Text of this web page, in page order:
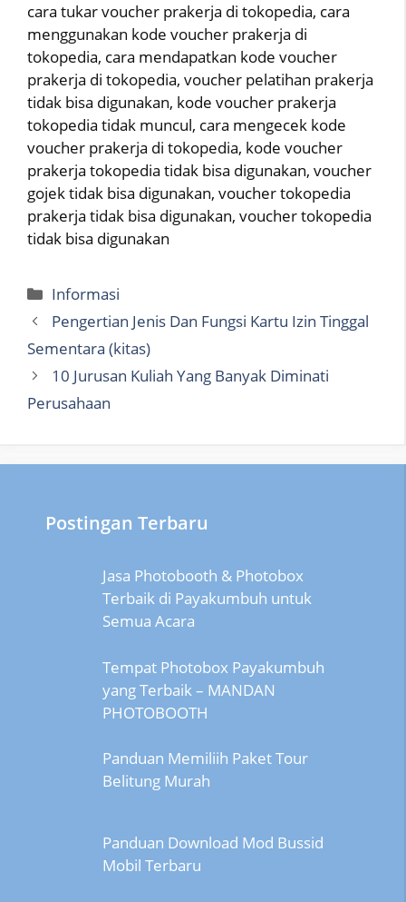
cara tukar voucher prakerja di tokopedia, cara
menggunakan kode voucher prakerja di
tokopedia, cara mendapatkan kode voucher
prakerja di tokopedia, voucher pelatihan prakerja
tidak bisa digunakan, kode voucher prakerja
tokopedia tidak muncul, cara mengecek kode
voucher prakerja di tokopedia, kode voucher
prakerja tokopedia tidak bisa digunakan, voucher
gojek tidak bisa digunakan, voucher tokopedia
prakerja tidak bisa digunakan, voucher tokopedia
tidak bisa digunakan
Categories
Informasi
Pengertian Jenis Dan Fungsi Kartu Izin Tinggal
Sementara (kitas)
10 Jurusan Kuliah Yang Banyak Diminati
Perusahaan
Postingan Terbaru
Jasa Photobooth & Photobox
Terbaik di Payakumbuh untuk
Semua Acara
Tempat Photobox Payakumbuh
yang Terbaik – MANDAN
PHOTOBOOTH
Panduan Memiliih Paket Tour
Belitung Murah
Panduan Download Mod Bussid
Mobil Terbaru